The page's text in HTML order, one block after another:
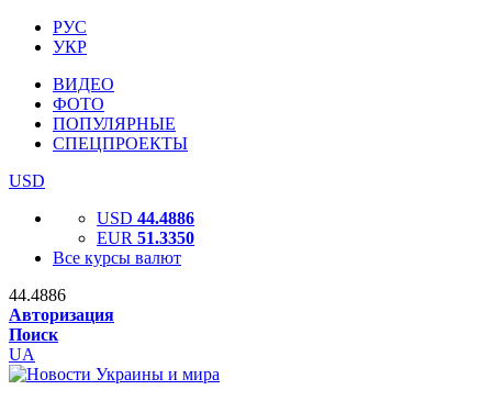
РУС
УКР
ВИДЕО
ФОТО
ПОПУЛЯРНЫЕ
СПЕЦПРОЕКТЫ
USD
USD 44.4886
EUR 51.3350
Все курсы валют
44.4886
Авторизация
Поиск
UA